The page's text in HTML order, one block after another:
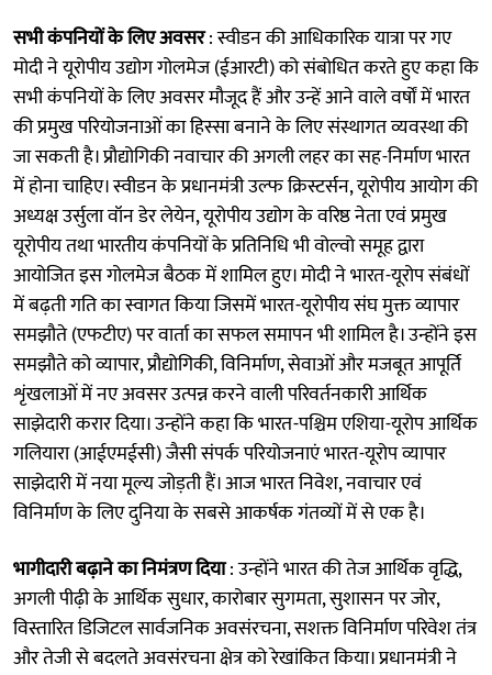
सभी कंपनियों के लिए अवसर: स्वीडन की आधिकारिक यात्रा पर गए
मोदी ने यूरोपीय उद्योग गोलमेज (ईआरटी) को संबोधित करते हुए कहा कि
सभी कंपनियों के लिए अवसर मौजूद हैं और उन्हें आने वाले वर्षों में भारत
की प्रमुख परियोजनाओं का हिस्सा बनाने के लिए संस्थागत व्यवस्था की
जा सकती है। प्रौद्योगिकी नवाचार की अगली लहर का सह-निर्माण भारत
में होना चाहिए। स्वीडन के प्रधानमंत्री उल्फ क्रिस्टर्सन, यूरोपीय आयोग की
अध्यक्ष उर्सुला वॉन डेर लेयेन, यूरोपीय उद्योग के वरिष्ठ नेता एवं प्रमुख
यूरोपीय तथा भारतीय कंपनियों के प्रतिनिधि भी वोल्वो समूह द्वारा
आयोजित इस गोलमेज बैठक में शामिल हुए। मोदी ने भारत-यूरोप संबंधों
में बढ़ती गति का स्वागत किया जिसमें भारत-यूरोपीय संघ मुक्त व्यापार
समझौते (एफटीए) पर वार्ता का सफल समापन भी शामिल है। उन्होंने इस
समझौते को व्यापार, प्रौद्योगिकी, विनिर्माण, सेवाओं और मजबूत आपूर्ति
शृंखलाओं में नए अवसर उत्पन्न करने वाली परिवर्तनकारी आर्थिक
साझेदारी करार दिया। उन्होंने कहा कि भारत-पश्चिम एशिया-यूरोप आर्थिक
गलियारा (आईएमईसी) जैसी संपर्क परियोजनाएं भारत-यूरोप व्यापार
साझेदारी में नया मूल्य जोड़ती हैं। आज भारत निवेश, नवाचार एवं
विनिर्माण के लिए दुनिया के सबसे आकर्षक गंतव्यों में से एक है।
भागीदारी बढ़ाने का निमंत्रण दिया: उन्होंने भारत की तेज आर्थिक वृद्धि,
अगली पीढ़ी के आर्थिक सुधार, कारोबार सुगमता, सुशासन पर जोर,
विस्तारित डिजिटल सार्वजनिक अवसंरचना, सशक्त विनिर्माण परिवेश तंत्र
और तेजी से बदलते अवसंरचना क्षेत्र को रेखांकित किया। प्रधानमंत्री ने